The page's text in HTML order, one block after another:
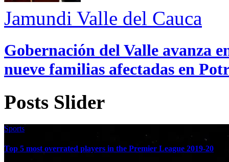
Jamundi Valle del Cauca
Gobernación del Valle avanza
nueve familias afectadas en
Posts Slider
Sports
Top 5 most overrated players in the Premier League 2019-20